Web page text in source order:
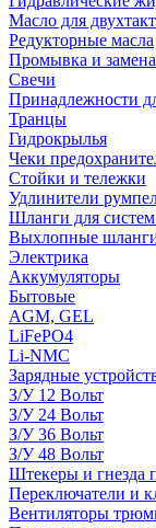
Масло для
Редукторные масла
Промывка и
Свечи
Принадлежности
Транцы
Гидрокрылья
Чеки
Стойки и тележки
Удлинители
Шланги для
Выхлопные
Электрика
Аккумуляторы
Бытовые
AGM, GEL
LiFePO4
Li-NMC
Зарядные
З/У 12 Вольт
З/У 24 Вольт
З/У 36 Вольт
З/У 48 Вольт
Штекеры и гнезда
Переключатели и
Вентиляторы